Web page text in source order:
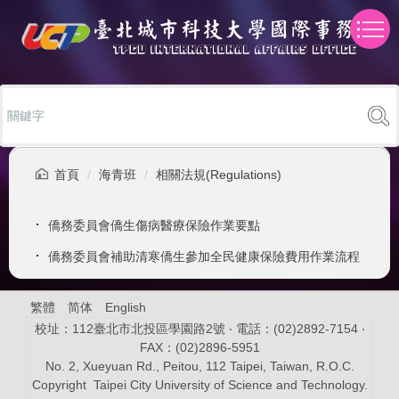
內
區
首頁 海青班 相關法規(Regulations)
僑務委員會僑生傷病醫療保險作業要點
僑務委員會補助清寒僑生參加全民健康保險費用作業流程
繁體 简体
English
校址：112臺北市北投區學園路2號 ‧ 電話：(02)2892-7154 ‧
FAX：(02)2896-5951
No. 2, Xueyuan Rd., Peitou, 112 Taipei, Taiwan, R.O.C.
Copyright Taipei City University of Science and Technology.